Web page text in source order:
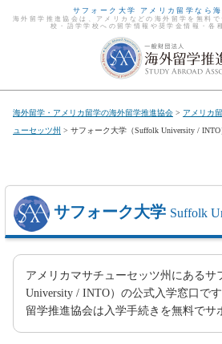
サフォーク大学 アメリカ留学なら
海外留学推進協会は、アメリカなどの海外留学を無料
校・語学学校への留学情報や奨学金情報・各
海外留学・アメリカ留学の海外留学推進協会 > アメリカ
ューセッツ州 > サフォーク大学（Suffolk University / INTO
サフォーク大学 Suffolk
アメリカマサチューセッツ州にあるサ
University / INTO）の公式入学窓口で
留学推進協会は入学手続きを無料でサ